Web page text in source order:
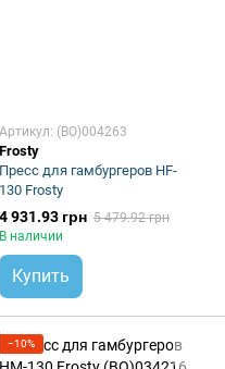
Артикул: (BO)004263
Frosty
Пресс для гамбургеров HF-
130 Frosty
4 931.93 грн 5 479.92 грн
В наличии
Купить
−10%